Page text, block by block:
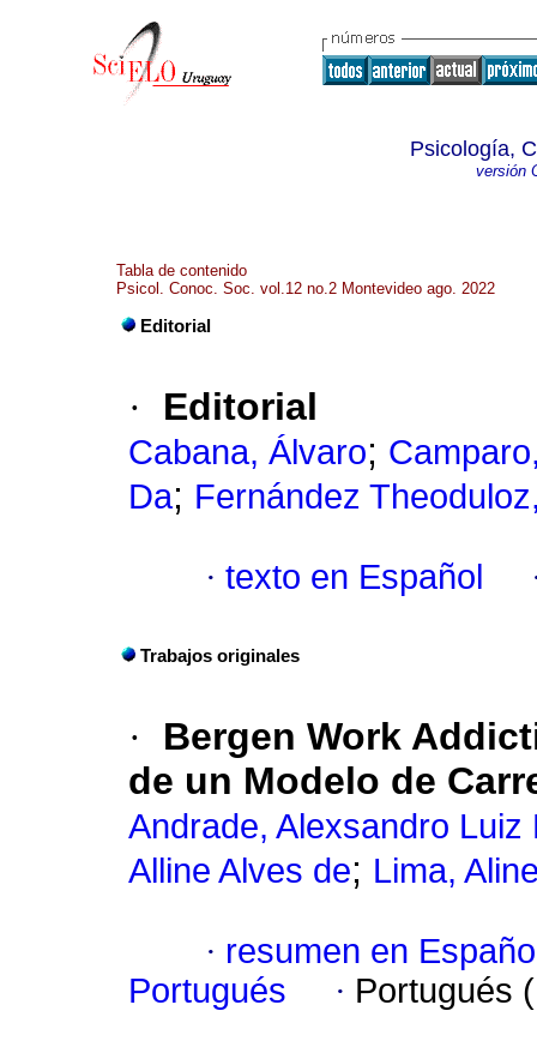
Psicología,
versión
Tabla de contenido
Psicol. Conoc. Soc. vol.12 no.2 Montevideo ago. 2022
Editorial
· Editorial
Cabana, Álvaro;
Da; Fernández
· texto en Español
Trabajos originales
·
Bergen Work
de un Modelo de
Andrade, Alexsandro Luiz
Alline Alves de; Lima,
· resumen en
Portugués
· Portugués